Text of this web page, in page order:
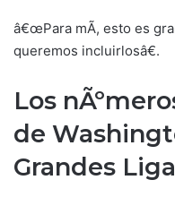
â€œPara mÃ­, esto es
queremos incluirlosâ€.
Los
de
Grandes Liga